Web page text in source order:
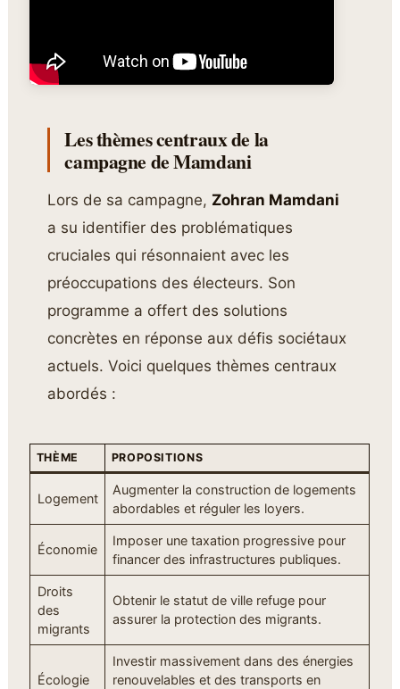
Les thèmes centraux de la
campagne de Mamdani
Lors de sa campagne, Zohran Mamdani
a su identifier des problématiques
cruciales qui résonnaient avec les
préoccupations des électeurs. Son
programme a offert des solutions
concrètes en réponse aux défis sociétaux
actuels. Voici quelques thèmes centraux
abordés :
THÈME PROPOSITIONS
Logement
Augmenter la construction de logements
abordables et réguler les loyers.
Économie
Imposer une taxation progressive pour
financer des infrastructures publiques.
Droits
des
migrants
Obtenir le statut de ville refuge pour
assurer la protection des migrants.
Écologie
Investir massivement dans des énergies
renouvelables et des transports en